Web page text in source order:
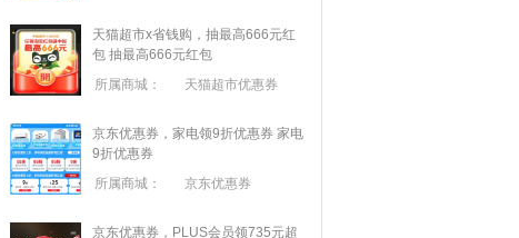
天猫超市x省钱购，抽最高666元红
包 抽最高666元红包
所属商城：
天猫超市优惠券
京东优惠券，家电领9折优惠券 家电
9折优惠券
所属商城：
京东优惠券
京东优惠券，PLUS会员领735元超